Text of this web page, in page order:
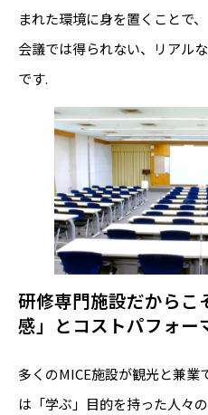
まれた環境に身を置くことで
会議では得られない、リアル
です.
研修専門施設だからこ
感」とコストパフォー
多くのMICE施設が観光と兼
は「学ぶ」目的を持った人々